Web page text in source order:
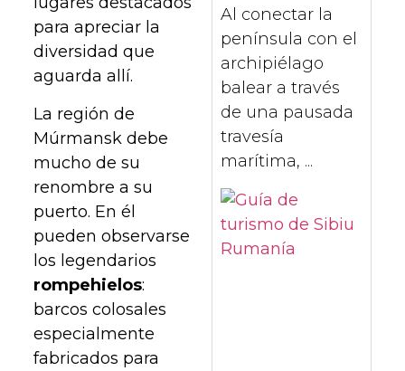
para apreciar la
diversidad que
aguarda allí.
La región de
Múrmansk debe
mucho de su
renombre a su
puerto. En él
pueden observarse
los legendarios
rompehielos:
barcos colosales
especialmente
fabricados para
Al conectar la
península con el
archipiélago
balear a través
de una pausada
travesía
marítima, ...